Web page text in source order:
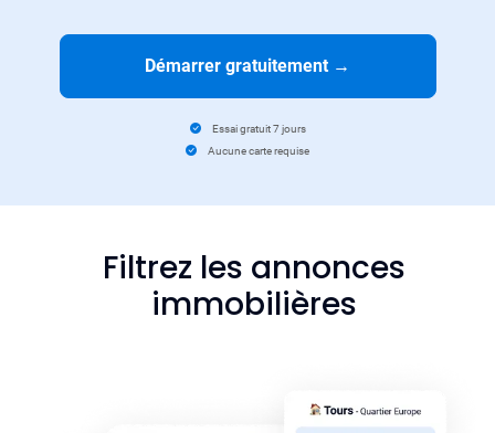
Démarrer gratuitement →
Essai gratuit 7 jours
Aucune carte requise
Filtrez les annonces
immobilières